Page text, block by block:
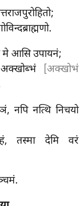
मे आसि उपायनं;
[अक्खोभं
नपि नत्थि निचयो
तस्मा देमि वरं